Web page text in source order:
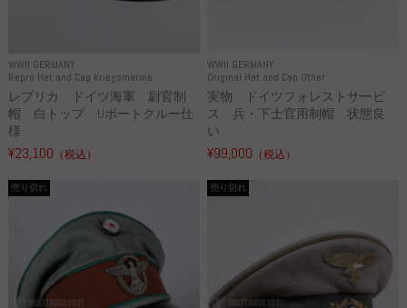
WWII GERMANY
Repro Hat and Cap Kriegsmarine
レプリカ ドイツ海軍 尉官制
帽 白トップ Uボートクルー仕
様
¥23,100 （税込）
WWII GERMANY
Original Hat and Cap Other
実物 ドイツフォレストサービ
ス 兵・下士官用制帽 状態良
い...
¥99,000 （税込）
売り切れ 売り切れ